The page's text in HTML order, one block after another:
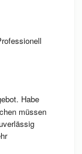
Habe
müssen